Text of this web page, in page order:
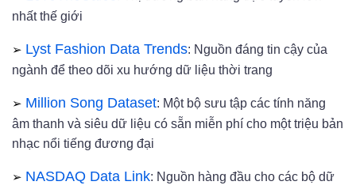
nhất thế giới
➢ Lyst Fashion Data Trends: Nguồn đáng tin cậy của
ngành để theo dõi xu hướng dữ liệu thời trang
➢ Million Song Dataset: Một bộ sưu tập các tính năng
âm thanh và siêu dữ liệu có sẵn miễn phí cho một triệu bản
nhạc nổi tiếng đương đại
➢ NASDAQ Data Link: Nguồn hàng đầu cho các bộ dữ